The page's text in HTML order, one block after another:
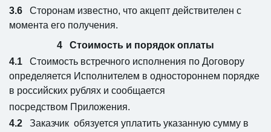
Сторонам известно, что акцепт действителен с
момента его получения.
Стоимость и порядок оплаты
Стоимость встречного исполнения по Договору
определяется Исполнителем в одностороннем порядке
в российских рублях и сообщается
посредством Приложения.
Заказчик обязуется уплатить указанную сумму в